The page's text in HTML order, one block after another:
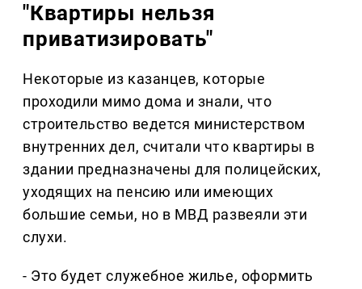
"Квартиры нельзя
приватизировать"
Некоторые из казанцев, которые
проходили мимо дома и знали, что
строительство ведется министерством
внутренних дел, считали что квартиры в
здании предназначены для полицейских,
уходящих на пенсию или имеющих
большие семьи, но в МВД развеяли эти
слухи.
- Это будет служебное жилье, оформить